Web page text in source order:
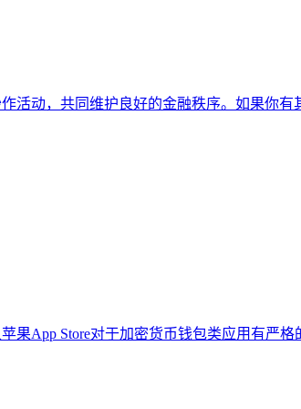
活动，共同维护良好的金融秩序。如果你
App Store对于加密货币钱包类应用有严